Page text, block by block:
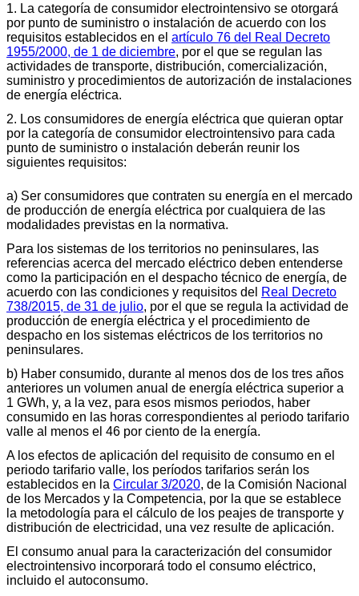
1. La categoría de consumidor electrointensivo se otorgará
por punto de suministro o instalación de acuerdo con los
requisitos establecidos en el artículo 76 del Real Decreto
1955/2000, de 1 de diciembre, por el que se regulan las
actividades de transporte, distribución, comercialización,
suministro y procedimientos de autorización de instalaciones
de energía eléctrica.
2. Los consumidores de energía eléctrica que quieran optar
por la categoría de consumidor electrointensivo para cada
punto de suministro o instalación deberán reunir los
siguientes requisitos:
a) Ser consumidores que contraten su energía en el mercado
de producción de energía eléctrica por cualquiera de las
modalidades previstas en la normativa.
Para los sistemas de los territorios no peninsulares, las
referencias acerca del mercado eléctrico deben entenderse
como la participación en el despacho técnico de energía, de
acuerdo con las condiciones y requisitos del Real Decreto
738/2015, de 31 de julio, por el que se regula la actividad de
producción de energía eléctrica y el procedimiento de
despacho en los sistemas eléctricos de los territorios no
peninsulares.
b) Haber consumido, durante al menos dos de los tres años
anteriores un volumen anual de energía eléctrica superior a
1 GWh, y, a la vez, para esos mismos periodos, haber
consumido en las horas correspondientes al periodo tarifario
valle al menos el 46 por ciento de la energía.
A los efectos de aplicación del requisito de consumo en el
periodo tarifario valle, los períodos tarifarios serán los
establecidos en la Circular 3/2020, de la Comisión Nacional
de los Mercados y la Competencia, por la que se establece
la metodología para el cálculo de los peajes de transporte y
distribución de electricidad, una vez resulte de aplicación.
El consumo anual para la caracterización del consumidor
electrointensivo incorporará todo el consumo eléctrico,
incluido el autoconsumo.